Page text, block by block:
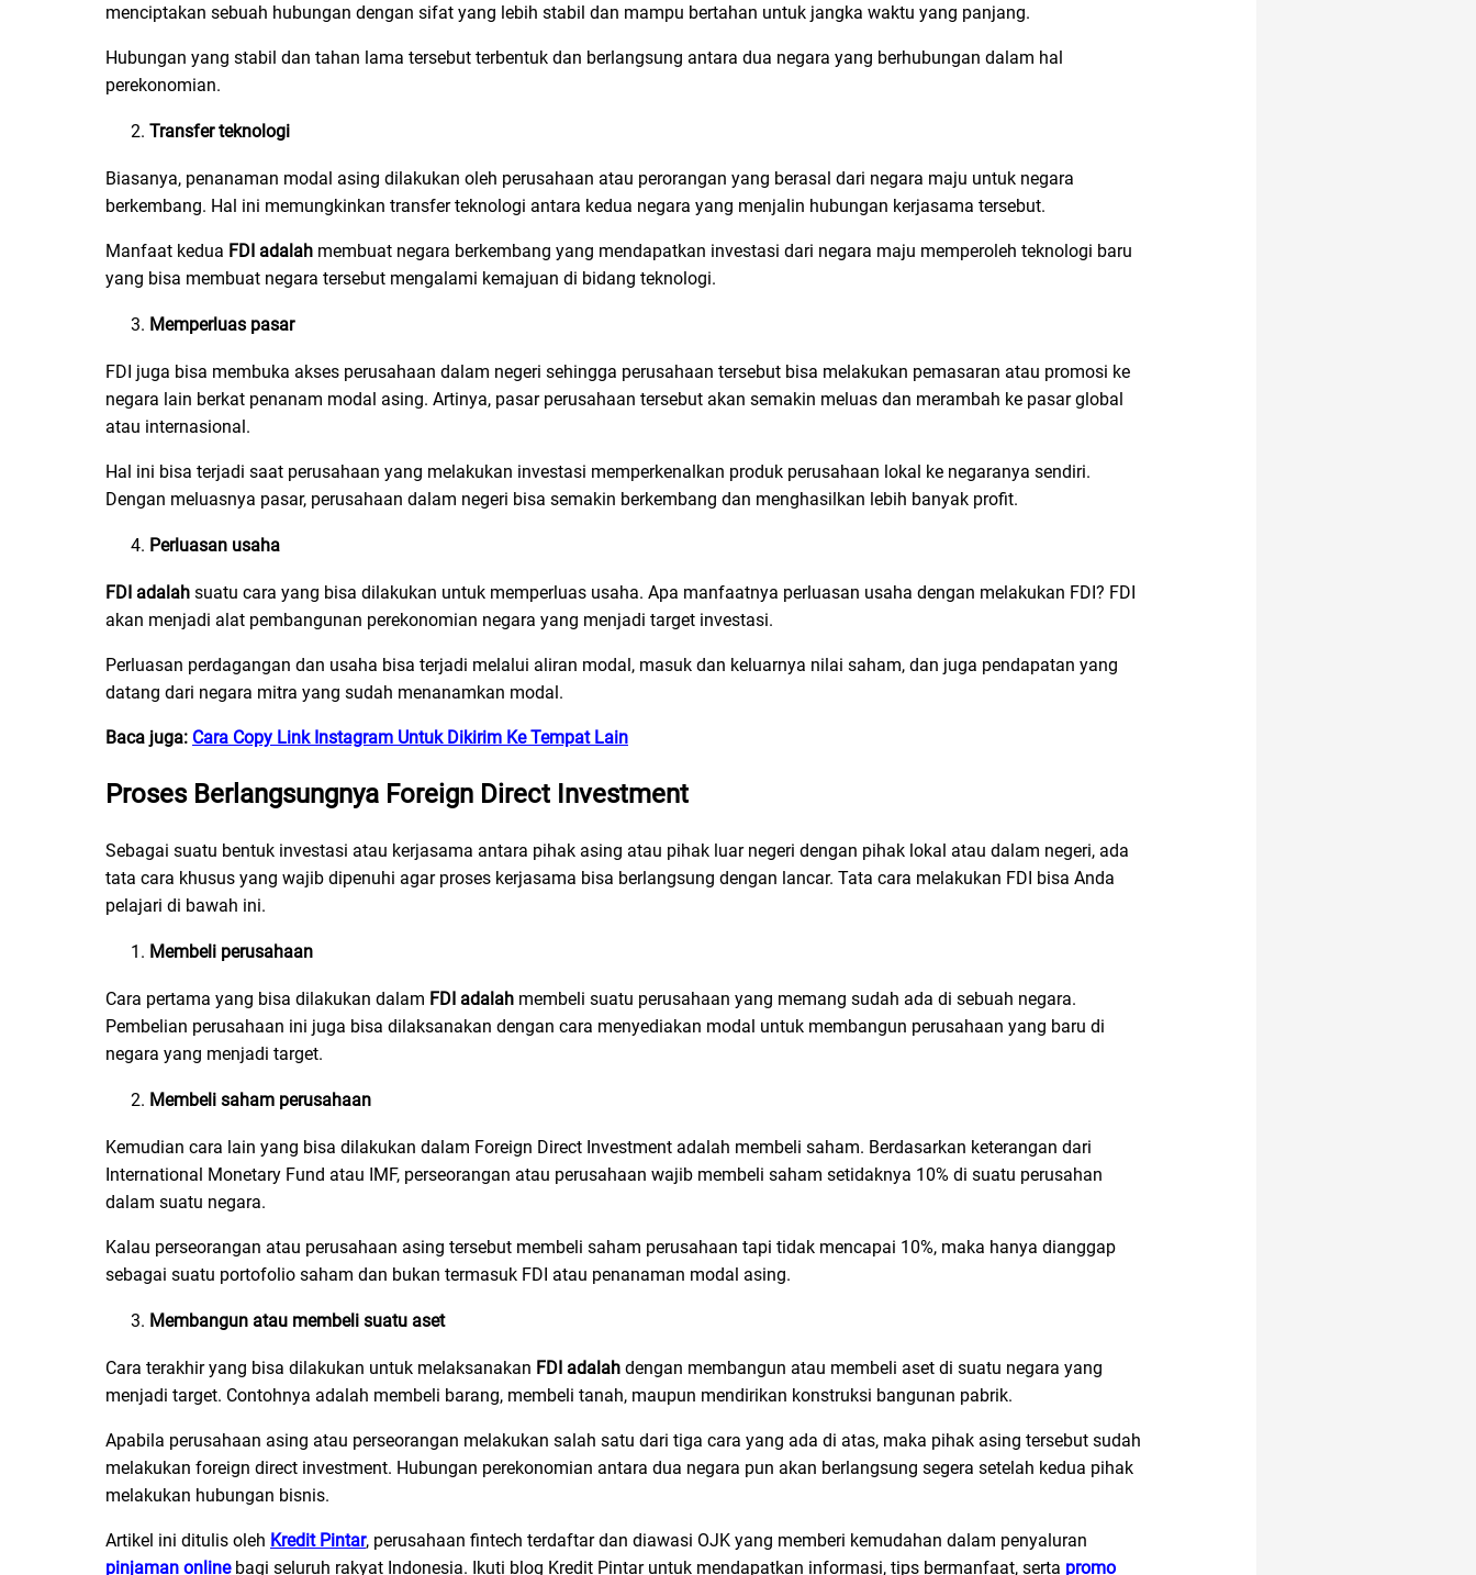
menciptakan sebuah hubungan dengan sifat yang lebih stabil dan mampu bertahan untuk jangka waktu yang panjang.
Hubungan yang stabil dan tahan lama tersebut terbentuk dan berlangsung antara dua negara yang berhubungan dalam hal
perekonomian.
Transfer teknologi
Biasanya, penanaman modal asing dilakukan oleh perusahaan atau perorangan yang berasal dari negara maju untuk negara
berkembang. Hal ini memungkinkan transfer teknologi antara kedua negara yang menjalin hubungan kerjasama tersebut.
Manfaat kedua FDI adalah membuat negara berkembang yang mendapatkan investasi dari negara maju memperoleh teknologi baru
yang bisa membuat negara tersebut mengalami kemajuan di bidang teknologi.
Memperluas pasar
FDI juga bisa membuka akses perusahaan dalam negeri sehingga perusahaan tersebut bisa melakukan pemasaran atau promosi ke
negara lain berkat penanam modal asing. Artinya, pasar perusahaan tersebut akan semakin meluas dan merambah ke pasar global
atau internasional.
Hal ini bisa terjadi saat perusahaan yang melakukan investasi memperkenalkan produk perusahaan lokal ke negaranya sendiri.
Dengan meluasnya pasar, perusahaan dalam negeri bisa semakin berkembang dan menghasilkan lebih banyak profit.
Perluasan usaha
FDI adalah suatu cara yang bisa dilakukan untuk memperluas usaha. Apa manfaatnya perluasan usaha dengan melakukan FDI? FDI
akan menjadi alat pembangunan perekonomian negara yang menjadi target investasi.
Perluasan perdagangan dan usaha bisa terjadi melalui aliran modal, masuk dan keluarnya nilai saham, dan juga pendapatan yang
datang dari negara mitra yang sudah menanamkan modal.
Baca juga: Cara Copy Link Instagram Untuk Dikirim Ke Tempat Lain
Proses Berlangsungnya Foreign Direct Investment
Sebagai suatu bentuk investasi atau kerjasama antara pihak asing atau pihak luar negeri dengan pihak lokal atau dalam negeri, ada
tata cara khusus yang wajib dipenuhi agar proses kerjasama bisa berlangsung dengan lancar. Tata cara melakukan FDI bisa Anda
pelajari di bawah ini.
Membeli perusahaan
Cara pertama yang bisa dilakukan dalam FDI adalah membeli suatu perusahaan yang memang sudah ada di sebuah negara.
Pembelian perusahaan ini juga bisa dilaksanakan dengan cara menyediakan modal untuk membangun perusahaan yang baru di
negara yang menjadi target.
Membeli saham perusahaan
Kemudian cara lain yang bisa dilakukan dalam Foreign Direct Investment adalah membeli saham. Berdasarkan keterangan dari
International Monetary Fund atau IMF, perseorangan atau perusahaan wajib membeli saham setidaknya 10% di suatu perusahan
dalam suatu negara.
Kalau perseorangan atau perusahaan asing tersebut membeli saham perusahaan tapi tidak mencapai 10%, maka hanya dianggap
sebagai suatu portofolio saham dan bukan termasuk FDI atau penanaman modal asing.
Membangun atau membeli suatu aset
Cara terakhir yang bisa dilakukan untuk melaksanakan FDI adalah dengan membangun atau membeli aset di suatu negara yang
menjadi target. Contohnya adalah membeli barang, membeli tanah, maupun mendirikan konstruksi bangunan pabrik.
Apabila perusahaan asing atau perseorangan melakukan salah satu dari tiga cara yang ada di atas, maka pihak asing tersebut sudah
melakukan foreign direct investment. Hubungan perekonomian antara dua negara pun akan berlangsung segera setelah kedua pihak
melakukan hubungan bisnis.
Artikel ini ditulis oleh Kredit Pintar, perusahaan fintech terdaftar dan diawasi OJK yang memberi kemudahan dalam penyaluran
pinjaman onlinebagi seluruh rakyat Indonesia. Ikuti blog Kredit Pintar untuk mendapatkan informasi, tips bermanfaat, serta promo